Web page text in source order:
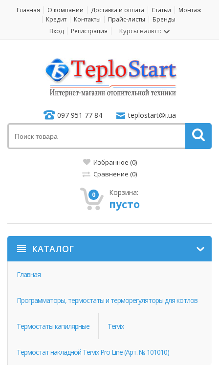
Главная О компании Доставка и оплата Статьи
Монтаж
Кредит
Контакты Прайс-листы
Бренды
Вход
Регистрация Курсы валют:
097 951 77 84 teplostart@i.ua
Избранное (0)
Сравнение (0)
0 Корзина:
пусто
КАТАЛОГ
Главная
Программаторы, термостаты и терморегуляторы для котлов
Термостаты капилярные Tervix
Термостат накладной Tervix Pro Line (Арт. № 101010)